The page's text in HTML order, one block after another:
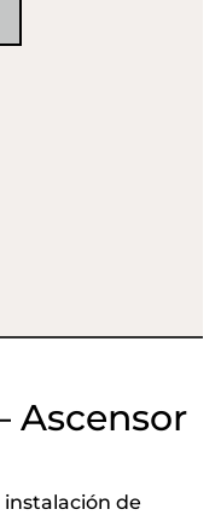
Ascensor
instalación de